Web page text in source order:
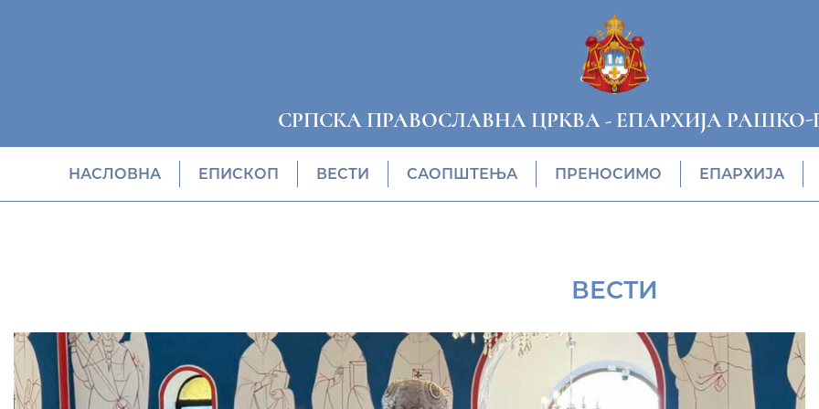
СРПСКА ПРАВОСЛАВНА ЦРКВА- ЕПАРХИЈА
НАСЛОВНА EПИСКОП ВЕСТИ САОПШТЕЊА ПРЕНОСИМО ЕПАРХИЈА
ВЕСТИ